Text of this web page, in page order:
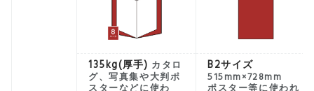
135kg(厚手) カタロ
グ、写真集や大判ポ
B2サイズ
515mm×728mm